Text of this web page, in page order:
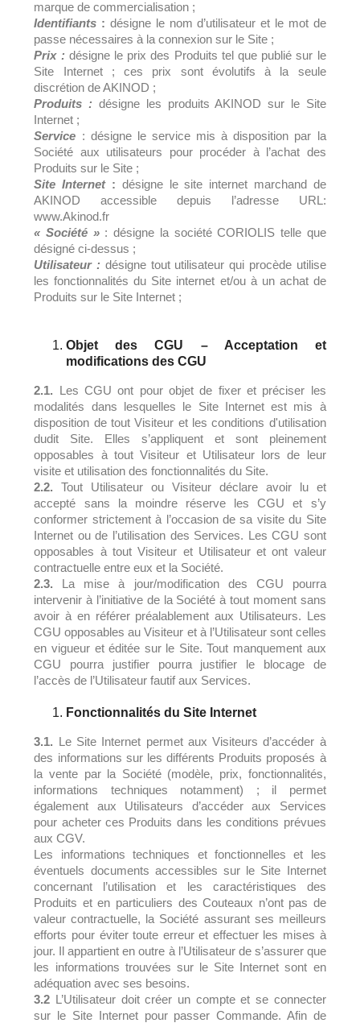
marque de commercialisation ;
Identifiants : désigne le nom d’utilisateur et le mot de
passe nécessaires à la connexion sur le Site ;
Prix : désigne le prix des Produits tel que publié sur le
Site Internet ; ces prix sont évolutifs à la seule
discrétion de AKINOD ;
Produits : désigne les produits AKINOD sur le Site
Internet ;
Service : désigne le service mis à disposition par la
Société aux utilisateurs pour procéder à l’achat des
Produits sur le Site ;
Site Internet: désigne le site internet marchand de
AKINOD accessible depuis l’adresse URL:
www.Akinod.fr
« Société » : désigne la société CORIOLIS telle que
désigné ci-dessus ;
Utilisateur : désigne tout utilisateur qui procède utilise
les fonctionnalités du Site internet et/ou à un achat de
Produits sur le Site Internet ;
Objet des CGU – Acceptation et
modifications des CGU
2.1. Les CGU ont pour objet de fixer et préciser les
modalités dans lesquelles le Site Internet est mis à
disposition de tout Visiteur et les conditions d'utilisation
dudit Site. Elles s’appliquent et sont pleinement
opposables à tout Visiteur et Utilisateur lors de leur
visite et utilisation des fonctionnalités du Site.
2.2.Tout Utilisateur ou Visiteur déclare avoir lu et
accepté sans la moindre réserve les CGU et s’y
conformer strictement à l’occasion de sa visite du Site
Internet ou de l’utilisation des Services. Les CGU sont
opposables à tout Visiteur et Utilisateur et ont valeur
contractuelle entre eux et la Société.
2.3. La mise à jour/modification des CGU pourra
intervenir à l’initiative de la Société à tout moment sans
avoir à en référer préalablement aux Utilisateurs. Les
CGU opposables au Visiteur et à l’Utilisateur sont celles
en vigueur et éditée sur le Site. Tout manquement aux
CGU pourra justifier pourra justifier le blocage de
l’accès de l’Utilisateur fautif aux Services.
Fonctionnalités du Site Internet
3.1. Le Site Internet permet aux Visiteurs d’accéder à
des informations sur les différents Produits proposés à
la vente par la Société (modèle, prix, fonctionnalités,
informations techniques notamment) ; il permet
également aux Utilisateurs d’accéder aux Services
pour acheter ces Produits dans les conditions prévues
aux CGV.
Les informations techniques et fonctionnelles et les
éventuels documents accessibles sur le Site Internet
concernant l’utilisation et les caractéristiques des
Produits et en particuliers des Couteaux n’ont pas de
valeur contractuelle, la Société assurant ses meilleurs
efforts pour éviter toute erreur et effectuer les mises à
jour. Il appartient en outre à l’Utilisateur de s’assurer que
les informations trouvées sur le Site Internet sont en
adéquation avec ses besoins.
3.2 L’Utilisateur doit créer un compte et se connecter
sur le Site Internet pour passer Commande. Afin de